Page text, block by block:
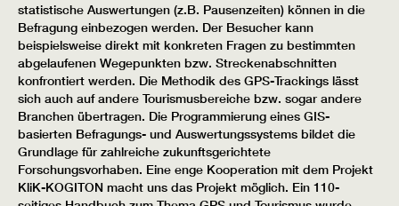
statistische Auswertungen (z.B. Pausenzeiten) können in die
Befragung einbezogen werden. Der Besucher kann
beispielsweise direkt mit konkreten Fragen zu bestimmten
abgelaufenen Wegepunkten bzw. Streckenabschnitten
konfrontiert werden. Die Methodik des GPS-Trackings lässt
sich auch auf andere Tourismusbereiche bzw. sogar andere
Branchen übertragen. Die Programmierung eines GIS-
basierten Befragungs- und Auswertungssystems bildet die
Grundlage für zahlreiche zukunftsgerichtete
Forschungsvorhaben. Eine enge Kooperation mit dem Projekt
KliK-KOGITON macht uns das Projekt möglich. Ein 110-